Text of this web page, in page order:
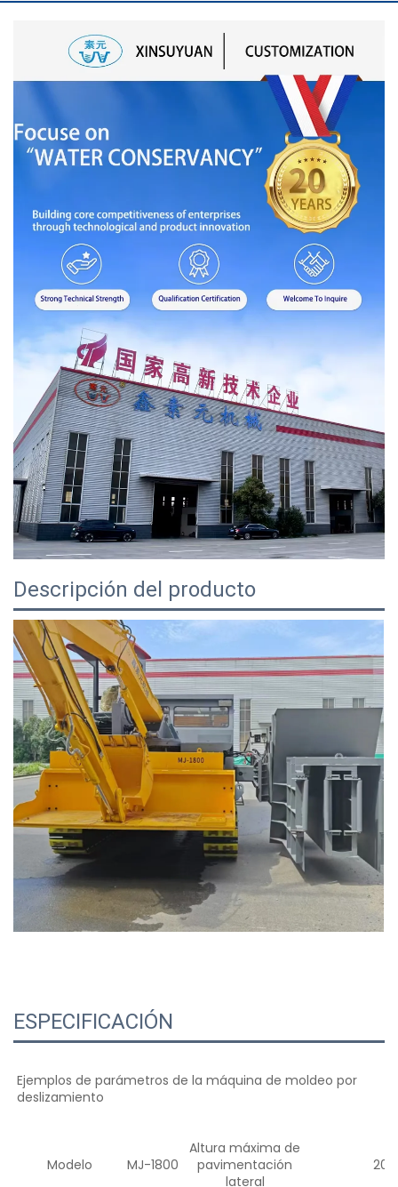
Descripción del producto
ESPECIFICACIÓN
Ejemplos de parámetros de la máquina de moldeo por
deslizamiento
Modelo MJ-1800
Altura máxima de
pavimentación
lateral